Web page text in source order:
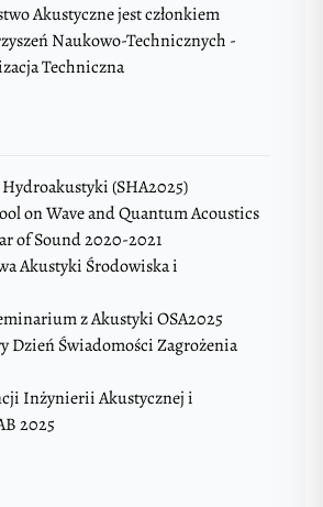
Akustyczne jest członkiem
Naukowo-Technicznych -
Techniczna
(SHA2025)
on Wave and Quantum Acoustics
of Sound 2020-2021
Akustyki Środowiska i
z Akustyki OSA2025
Dzień Świadomości Zagrożenia
Inżynierii Akustycznej i
2025